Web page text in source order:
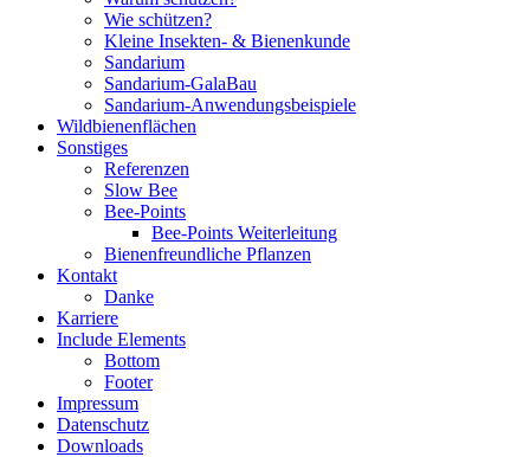
Wie schützen?
Kleine Insekten- & Bienenkunde
Sandarium
Sandarium-GalaBau
Sandarium-Anwendungsbeispiele
Wildbienenflächen
Sonstiges
Referenzen
Slow Bee
Bee-Points
Bee-Points Weiterleitung
Bienenfreundliche Pflanzen
Kontakt
Danke
Karriere
Include Elements
Bottom
Footer
Impressum
Datenschutz
Downloads